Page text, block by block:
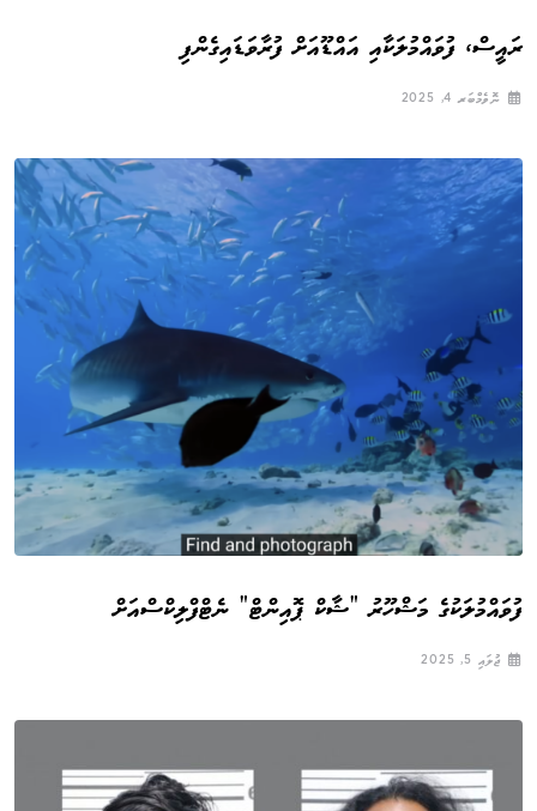
ރައީސް، ފުވައްމުލަކާއި އައްޑޫއަށް ފުރާވަޑައިގެންފި
ނޮވެމްބަރ 4, 2025
ފުވައްމުލަކުގެ މަޝްހޫރު ”ޝާކް ޕޮއިންޓް“ ނެޓްފްލިކްސްއަށް
ޖުލައި 5, 2025